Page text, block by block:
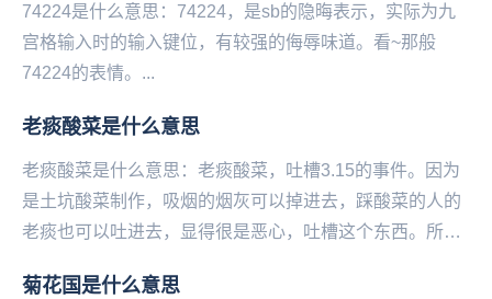
74224是什么意思：74224，是sb的隐晦表示，实际为九
宫格输入时的输入键位，有较强的侮辱味道。看‌‌‌‌‌‌‌‌‌‌‌~那般
74224的表情。...
老痰酸菜是什么意思
老痰酸菜是什么意思：老痰酸菜，吐槽‌‌‌‌‌3.15的事件。因为
是土坑酸菜制作，吸烟的烟灰可以掉进去，踩酸菜的人的
老痰也可以吐进去，显得很是恶心，吐槽这个东西。所以
菊花国是什么意思